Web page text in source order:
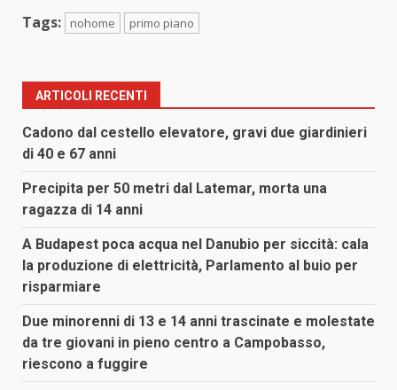
Tags: nohome primo piano
ARTICOLI RECENTI
Cadono dal cestello elevatore, gravi due giardinieri
di 40 e 67 anni
Precipita per 50 metri dal Latemar, morta una
ragazza di 14 anni
A Budapest poca acqua nel Danubio per siccità: cala
la produzione di elettricità, Parlamento al buio per
risparmiare
Due minorenni di 13 e 14 anni trascinate e molestate
da tre giovani in pieno centro a Campobasso,
riescono a fuggire